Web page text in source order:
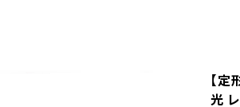
【
光